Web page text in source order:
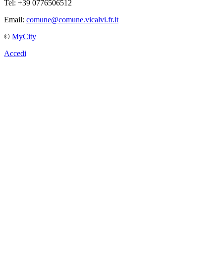
Tel: +39 0776506512
Email: comune@comune.vicalvi.fr.it
© MyCity
Accedi